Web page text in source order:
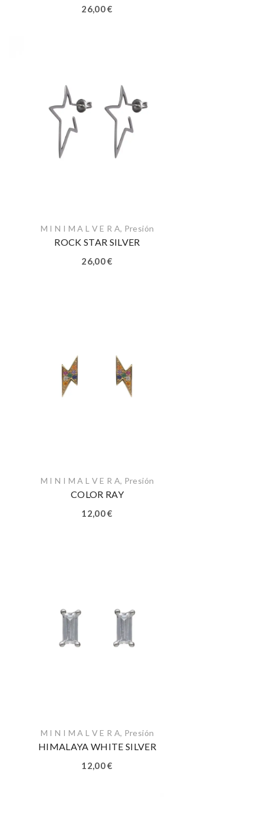
26,00€
M I N I M A L V E R A, Presión
ROCK STAR SILVER
26,00€
M I N I M A L V E R A, Presión
COLOR RAY
12,00€
M I N I M A L V E R A, Presión
HIMALAYA WHITE SILVER
12,00€